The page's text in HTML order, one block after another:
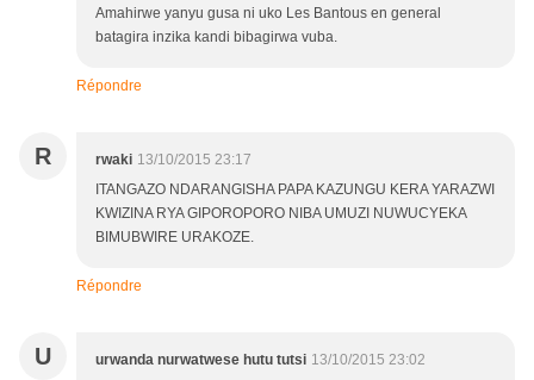
Amahirwe yanyu gusa ni uko Les Bantous en general
batagira inzika kandi bibagirwa vuba.
Répondre
R rwaki 13/10/2015 23:17
ITANGAZO NDARANGISHA PAPA KAZUNGU KERA YARAZWI
KWIZINA RYA GIPOROPORO NIBA UMUZI NUWUCYEKA
BIMUBWIRE URAKOZE.
Répondre
U urwanda nurwatwese hutu tutsi 13/10/2015 23:02